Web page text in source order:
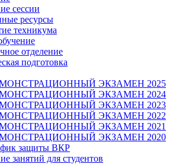
сессии
ресурсы
техникума
отделение
подготовка
ЭКЗАМЕН 2025
ЭКЗАМЕН 2024
ЭКЗАМЕН 2023
ЭКЗАМЕН 2022
ЭКЗАМЕН 2021
ЭКЗАМЕН 2020
защиты ВКР
занятий для студентов